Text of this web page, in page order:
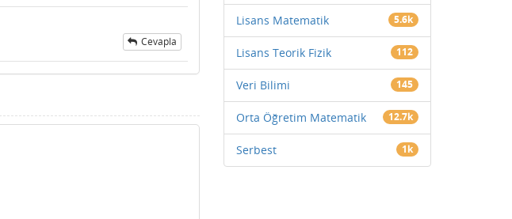
Cevapla
Lisans Matematik 5.6k
Lisans Teorik Fizik 112
Veri Bilimi 145
Orta Öğretim Matematik 12.7k
Serbest 1k